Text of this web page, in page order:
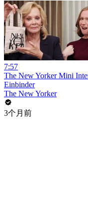
7:57
The New Yorker Mini
Einbinder
The New Yorker
3个月前